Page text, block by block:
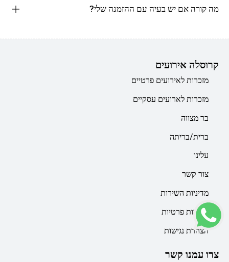
מה קורה אם יש בעיה עם ההזמנה שלי?
קרוסלה אירועים
מזכרות לאירועים פרטיים
מזכרות לארועים עסקיים
בר מצווה
ברית/בריתה
עלינו
צור קשר
מדיניות השירות
מדיניות פרטיות
הצהרת נגישות
צרו עמנו קשר